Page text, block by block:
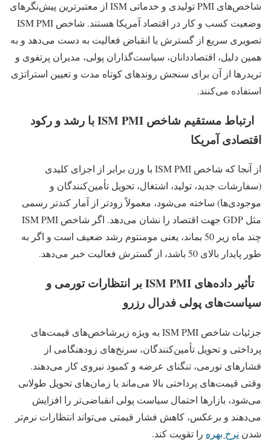
شاخص‌های PMI تولیدی و خدماتی ISM از معتبرترین پیش‌نگرهای
وضعیت کسب‌ و کار در اقتصاد آمریکا هستند. شاخص ISM PMI
تصویری سریع از گسترش یا انقباض فعالیت به دست می‌دهد و به
همین دلیل، اقتصاددانان، سیاست‌گذاران پولی، مدیران پرتفوی و
تریدرها از آن برای سنجش روندهای کوتاه‌ مدت و تعیین استراتژی
استفاده می‌کنند.
ارتباط مستقیم شاخص ISM PMI با رشد و رکود
اقتصادی آمریکا
از آنجا که شاخص ISM PMI با وزن برابر از اجزای کلیدی
(سفارشات جدید، تولید، اشتغال، تحویل تأمین‌کنندگان و
موجودی‌ها) ساخته می‌شود، معمولاً زودتر از آمار کندتر رسمی
مثل GDP جهت اقتصاد را نشان می‌دهد. اگر شاخص ISM PMI
چند ماه زیر 50 بماند، یعنی مومنتوم رشد ضعیف است و اگر به‌
طور پایدار بالای 50 باشد، از گسترش فعالیت خبر می‌دهد.
تأثیر داده‌های ISM PMI بر انتظارات تورمی و
سیاست‌های پولی فدرال رزرو
جزئیات شاخص ISM PMI به‌ ویژه زیرشاخص‌های قیمت‌های
پرداختی و تحویل تأمین‌کنندگان، سرنخ‌های زودهنگامی از
فشارهای تورمی، تنگنای عرضه و کمبود نیروی کار می‌دهند.
وقتی قیمت‌های پرداختی بالا می‌ماند یا زمان‌های تحویل طولانی
می‌شود، بازارها احتمال سیاست پولی انقباضی‌تر را افزایش
می‌دهند و برعکس، کاهش فشار قیمتی می‌تواند انتظارات نرم‌تر
شدن نرخ بهره را تقویت کند.